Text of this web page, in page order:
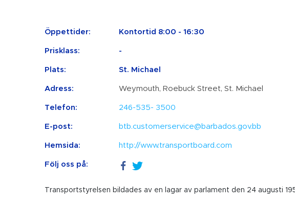
Öppettider: Kontortid 8:00 - 16:30
Prisklass: -
Plats: St. Michael
Adress: Weymouth, Roebuck Street, St. Michael
Telefon: 246-535- 3500
E-post: btb.customerservice@barbados.gov.bb
Hemsida: http://www.transportboard.com
Följ oss på:
Transportstyrelsen bildades av en lagar av parlament den 24 augusti